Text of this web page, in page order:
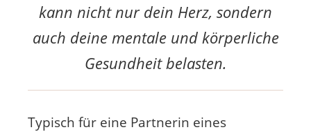
kann nicht nur dein Herz, sondern
auch deine mentale und körperliche
Gesundheit belasten.
Typisch für eine Partnerin eines